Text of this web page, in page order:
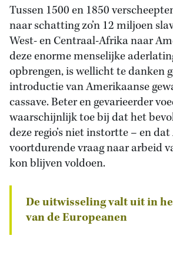
Tussen 1500 en 1850
naar schatting zo’n 12 miljoen
West- en Centraal-Afrika naar
deze enorme menselijke
opbrengen, is wellicht te danken
introductie van Amerikaanse
cassave. Beter en gevarieerder
waarschijnlijk toe bij dat het
deze regio’s niet instortte – en
voortdurende vraag naar arbeid
kon blijven voldoen.
De uitwisseling valt uit in
van de Europeanen